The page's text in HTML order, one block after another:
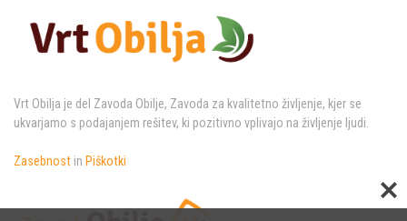
Vrt Obilja je del Zavoda Obilje, Zavoda za kvalitetno življenje, kjer se
ukvarjamo s podajanjem rešitev, ki pozitivno vplivajo na življenje ljudi.
Zasebnost in Piškotki